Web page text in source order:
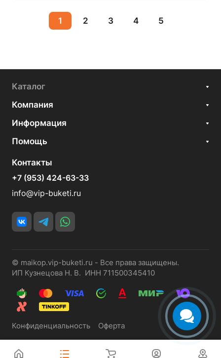
1 2 3 4 5
Каталог
Компания
Информация
Помощь
Контакты
+7 (953) 424-63-33
info@vip-buketi.ru
© maikop.vip-buketi.ru - Все права защищены.
ИП Кузнецова Н. В. ИНН 711500345410
Конфиденциальность Оферта